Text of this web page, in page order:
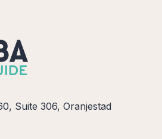
Suite 306, Oranjestad